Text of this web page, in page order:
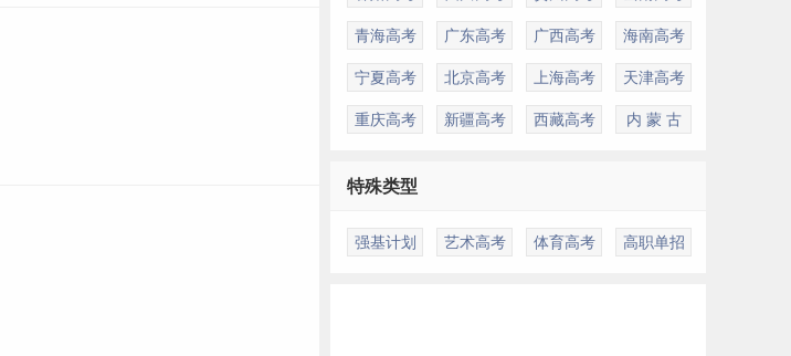
青海高考 广东高考 广西高考 海南高考
宁夏高考 北京高考 上海高考 天津高考
重庆高考 新疆高考 西藏高考 内 蒙 古
特殊类型
强基计划 艺术高考 体育高考 高职单招